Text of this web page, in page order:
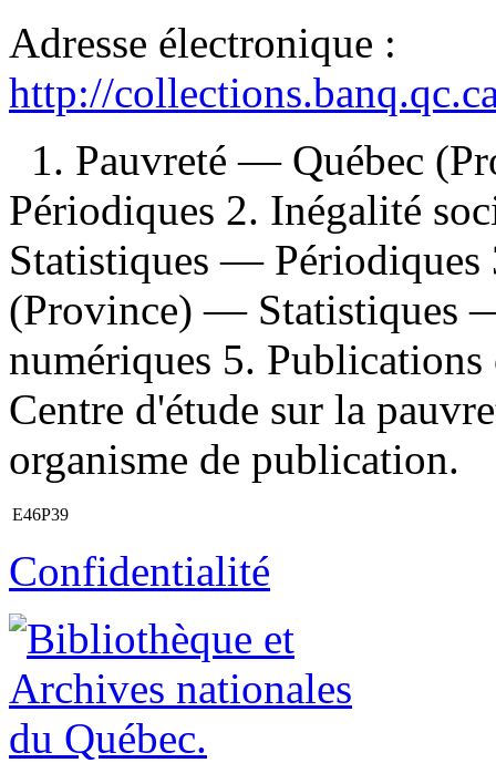
Adresse électronique :
http://
1. Pauvreté — Québec
Périodiques 2. Inégalité
Statistiques —
(Province) — Statistiques
numériques 5.
Centre d'étude sur la
organisme de publication.
E46P39
Confidentialité